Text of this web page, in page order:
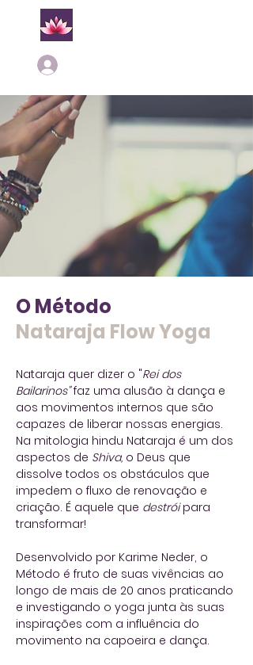
O Método
Nataraja Flow Yoga
Nataraja quer dizer o "Rei dos
Bailarinos"faz uma alusão à dança e
aos movimentos internos que são
capazes de liberar nossas energias.
Na mitologia hindu Nataraja é um dos
aspectos de Shiva, o Deus que
dissolve todos os obstáculos que
impedem o fluxo de renovação e
criação. É aquele que destróipara
transformar!
Desenvolvido por Karime Neder, o
Método é fruto de suas vivências ao
longo de mais de 20 anos praticando
e investigando o yoga junta às suas
inspirações com a influência do
movimento na capoeira e dança.